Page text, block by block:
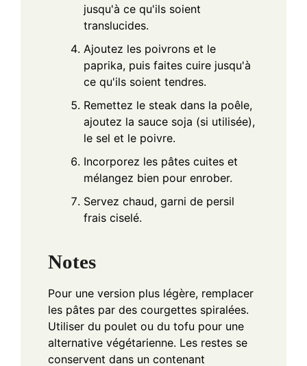
jusqu'à ce qu'ils soient
translucides.
Ajoutez les poivrons et le
paprika, puis faites cuire jusqu'à
ce qu'ils soient tendres.
Remettez le steak dans la poêle,
ajoutez la sauce soja (si utilisée),
le sel et le poivre.
Incorporez les pâtes cuites et
mélangez bien pour enrober.
Servez chaud, garni de persil
frais ciselé.
Notes
Pour une version plus légère, remplacer
les pâtes par des courgettes spiralées.
Utiliser du poulet ou du tofu pour une
alternative végétarienne. Les restes se
conservent dans un contenant